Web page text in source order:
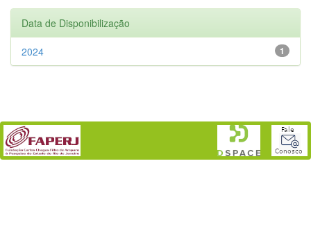
Data de Disponibilização
1
2024